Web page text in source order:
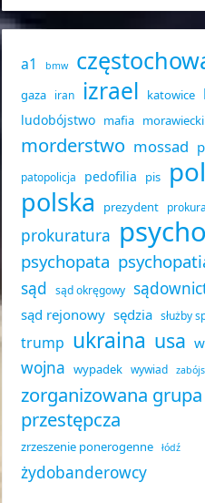
a1 bmw
gaza iran izrael katowice
ludobójstwo mafia morawiecki
morderstwo mossad
patopolicja pedofilia pis
polska prezydent
prokuratura
psychopata
sąd sąd okręgowy
sąd rejonowy sędzia służby
trump ukraina usa
wojna wypadek wywiad
zorganizowana grupa
przestępcza
zrzeszenie ponerogenne łódź
żydobanderowcy